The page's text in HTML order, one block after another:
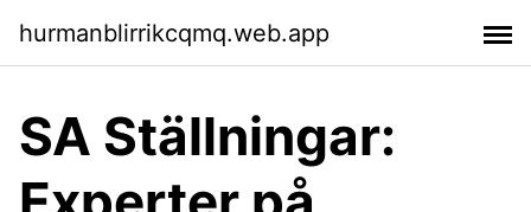
hurmanblirrikcqmq.web.app
SA Ställningar: